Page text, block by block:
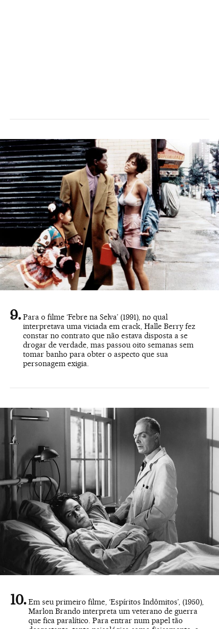
Para o filme ‘Febre na Selva’ (1991), no qual
interpretava uma viciada em crack, Halle Berry fez
constar no contrato que não estava disposta a se
drogar de verdade, mas passou oito semanas sem
tomar banho para obter o aspecto que sua
personagem exigia.
Em seu primeiro filme, ‘Espíritos Indômitos’, (1950),
Marlon Brando interpreta um veterano de guerra
que fica paralítico. Para entrar num papel tão